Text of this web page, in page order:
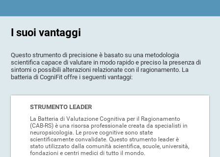
I suoi vantaggi
Questo strumento di precisione è basato su una metodologia
scientifica capace di valutare in modo rapido e preciso la presenza di
sintomi o possibili alterazioni relazionate con il ragionamento. La
batteria di CogniFit offre i seguenti vantaggi:
STRUMENTO LEADER
La Batteria di Valutazione Cognitiva per il Ragionamento
(CAB-RS) è una risorsa professionale creata da specialisti in
neuropsicologia. Le prove cognitive sono state
scientificamente convalidate. Questo strumento leader è
stato utilizzato dalla comunità scientifica, scuole, università,
fondazioni e centri medici di tutto il mondo.